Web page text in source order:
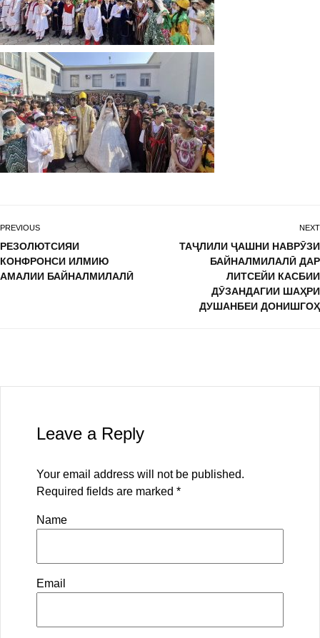
PREVIOUS
РЕЗОЛЮТСИЯИ
КОНФРОНСИ ИЛМИЮ
АМАЛИИ БАЙНАЛМИЛАЛӢ
NEXT
ТАҶЛИЛИ ҶАШНИ НАВРӮЗИ
БАЙНАЛМИЛАЛӢ ДАР
ЛИТСЕЙИ КАСБИИ
ДӮЗАНДАГИИ ШАҲРИ
ДУШАНБЕИ ДОНИШГОҲ
Leave a Reply
Your email address will not be published.
Required fields are marked *
Name
Email